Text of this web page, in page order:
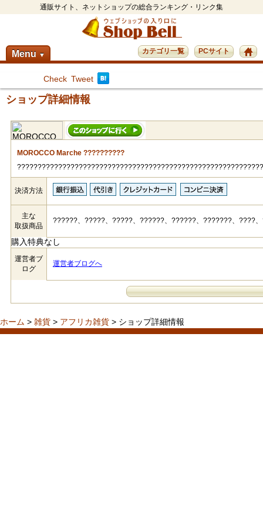
通販サイト、ネットショップの総合ランキング・リンク集
Menu ▼ PCサイト
カテゴリ一覧
Check Tweet
ショップ詳細情報
MOROCCO Marche ??????????
決済方法
主な
取扱商品
??????、?????、?????、??????、??????、???????、????
購入特典なし
運営者ブ
ログ
運営者ブログへ
ホーム > 雑貨 > アフリカ雑貨 > ショップ詳細情報